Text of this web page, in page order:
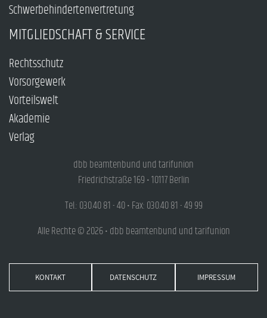
Schwerbehindertenvertretung
MITGLIEDSCHAFT & SERVICE
Rechtsschutz
Vorsorgewerk
Vorteilswelt
Akademie
Verlag
dbb beamtenbund und tarifunion
Friedrichstraße 169 • 10117 Berlin
Tel.: 030.40 81 - 40 • Fax: 030.40 81 - 49 99
Alle Rechte © 2026 • dbb beamtenbund und tarifunion
KONTAKT DATENSCHUTZ IMPRESSUM